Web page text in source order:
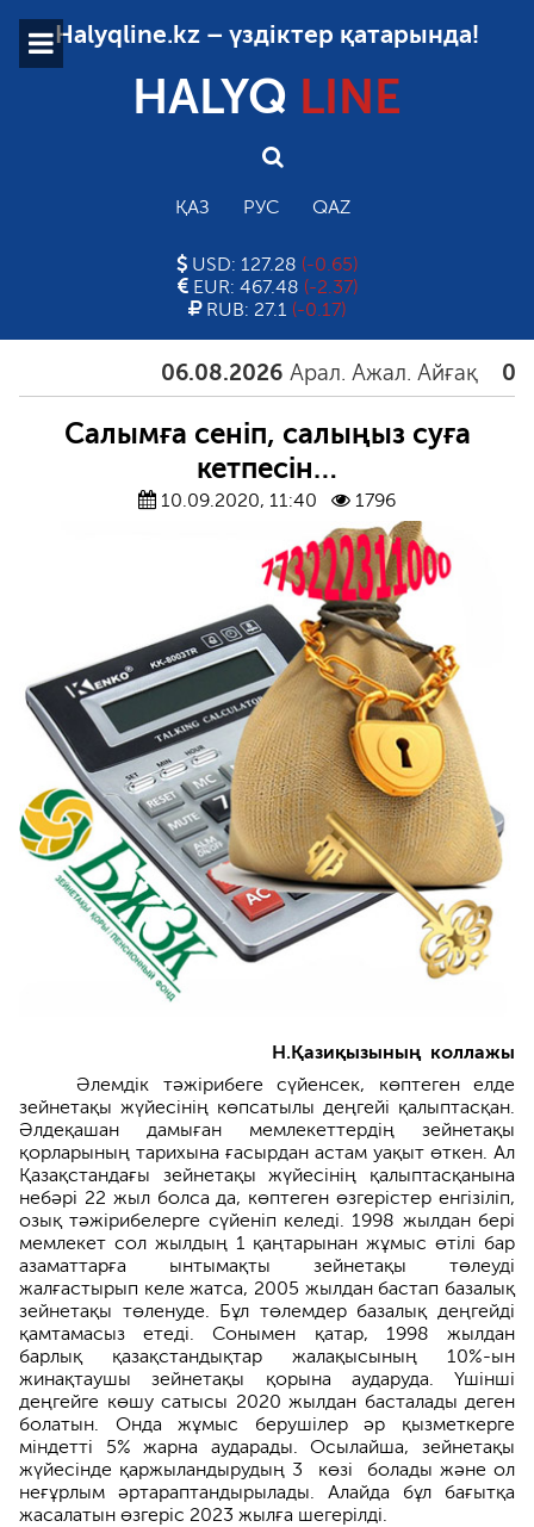
Halyqline.kz – үздіктер қатарында!
HALYQ LINE
ҚАЗ РУС QAZ
USD: 127.28 (-0.65)
EUR: 467.48 (-2.37)
RUB: 27.1 (-0.17)
06.08.2026 Арал. Ажал. Айғақ
Салымға сеніп, салыңыз суға
кетпесін…
10.09.2020, 11:40 1796
Н.Қазиқызының коллажы
Әлемдік тәжірибеге сүйенсек, көптеген елде
зейнетақы жүйесінің көпсатылы деңгейі қалыптасқан.
Әлдеқашан дамыған мемлекет­тердің зейнетақы
қорларының тарихы­на ғасырдан астам уақыт өткен. Ал
Қазақстандағы зейнетақы жүйесінің қалыптасқанына
небәрі 22 жыл болса да, көптеген өзгерістер енгізіліп,
озық тәжірибелерге сүйеніп келеді. 1998 жылдан бері
мемлекет сол жылдың 1 қаңтарынан жұмыс өтілі бар
азаматтарға ынтымақты зейнетақы төлеуді
жалғастырып келе жатса, 2005 жылдан бастап­ базалық
зейнетақы төленуде. Бұл төлемдер базалық деңгейді
қамтамасыз етеді. Сонымен қатар, 1998 жылдан
барлық қазақстандықтар жалақысының 10%-ын
жинақтаушы зейнетақы қорына аударуда. Үшінші
деңгейге көшу сатысы 2020 жылдан басталады деген
болатын. Онда жұмыс берушіл­ер әр қызметкерге
міндетті 5% жарна аударады. Осылайша, зейнетақы
жүйе­сінде қаржыландырудың 3 көзі болады және ол
неғұрлым әртараптандырылады. Алайда бұл бағытқа
жасалатын өзгеріс 2023 жылға шегерілді.